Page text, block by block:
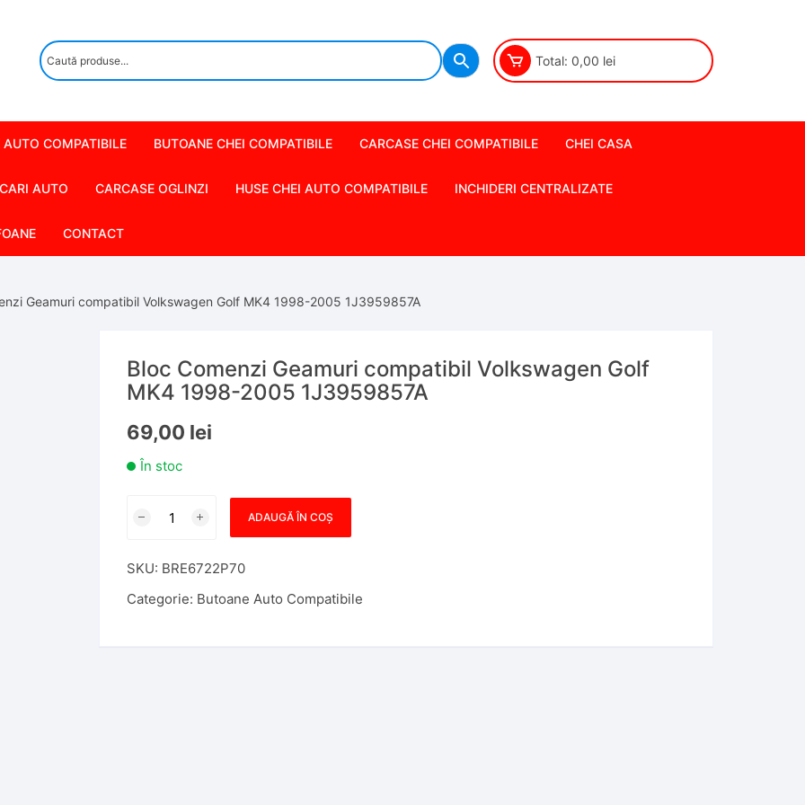
Total: 0,00 lei
AUTO COMPATIBILE BUTOANE CHEI COMPATIBILE CARCASE CHEI COMPATIBILE CHEI CASA
AUTO CARCASE OGLINZI HUSE CHEI AUTO COMPATIBILE INCHIDERI CENTRALIZATE
CONTACT
Geamuri compatibil Volkswagen Golf MK4 1998-2005 1J3959857A
Bloc Comenzi Geamuri compatibil Volkswagen Golf
MK4 1998-2005 1J3959857A
69,00 lei
În stoc
Geamuri
compatibil
Volkswagen
ADAUGĂ ÎN COȘ
SKU: BRE6722P70
Categorie: Butoane Auto Compatibile